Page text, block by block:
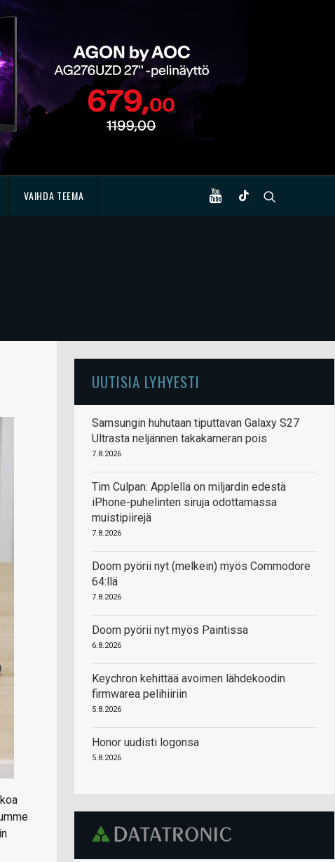
VAIHDA TEEMA
UUTISIA LYHYESTI
Samsungin huhutaan tiputtavan Galaxy S27
Ultrasta neljännen takakameran pois
7.8.2026
Tim Culpan: Applella on miljardin edestä
iPhone-puhelinten siruja odottamassa
muistipiirejä
7.8.2026
Doom pyörii nyt (melkein) myös Commodore
64:llä
7.8.2026
Doom pyörii nyt myös Paintissa
6.8.2026
Keychron kehittää avoimen lähdekoodin
firmwarea pelihiiriin
5.8.2026
Honor uudisti logonsa
5.8.2026